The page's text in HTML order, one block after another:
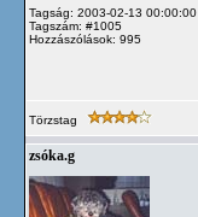
Tagság: 2003-02-13 00:00:00
Tagszám: #1005
Hozzászólások: 995
Törzstag
zsóka.g